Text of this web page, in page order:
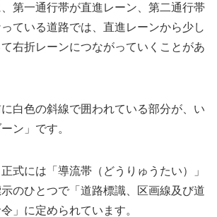
第一通行帯が直進レーン、第二通行帯
ている道路では、直進レーンから少し
右折レーンにつながっていくことがあ
白色の斜線で囲われている部分が、い
ン」です。
式には「導流帯（どうりゅうたい）」
のひとつで「道路標識、区画線及び道
」に定められています。